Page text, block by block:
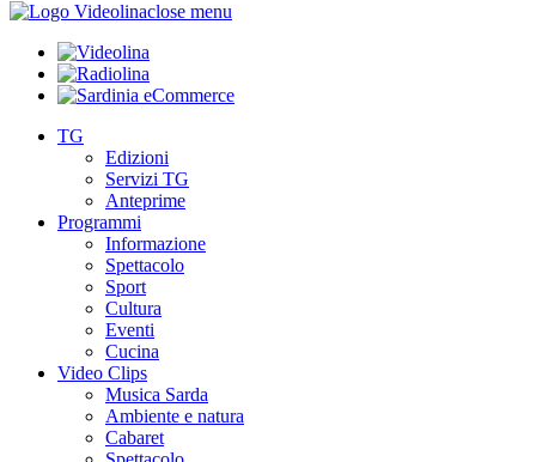
close menu
TG
Edizioni
Servizi TG
Anteprime
Programmi
Informazione
Spettacolo
Sport
Cultura
Eventi
Cucina
Video Clips
Musica Sarda
Ambiente e natura
Cabaret